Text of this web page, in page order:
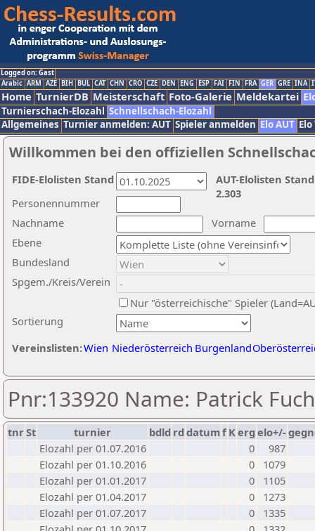
Logged on: Gast
Arabic ARM AZE BIH BUL CAT CHN CRO CZE DEN ENG ESP FAI FIN FRA GER GRE INA
Home TurnierDB Meisterschaft Foto-Galerie Meldekartei
Turnierschach-Elozahl Schnellschach-Elozahl
Allgemeines Turnier anmelden: AUT Spieler anmelden Elo AUT
Willkommen bei den offiziellen
Nachname
Vorname
Ebene
Sortierung
Personennummer
Bundesland
Spgem./Kreis/Verein
Nur "österreichische" Spieler
Vereinslisten:Wien Niederösterreich Burgenland
AUT-Elolisten
2.303
FIDE-Elolisten Stand
Pnr:133920 Name: Patrick
tnrSt turnier bdld rd datumf Kerg elo+/-
Elozahl per 01.07.2016
0
987
Elozahl per 01.10.2016
0
1079
Elozahl per 01.01.2017
0
1105
Elozahl per 01.04.2017
0
1273
Elozahl per 01.07.2017
0
1335